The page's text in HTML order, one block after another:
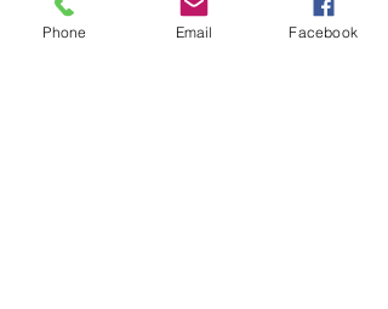
accueils collectifs de mineurs.
Phone Email Facebook